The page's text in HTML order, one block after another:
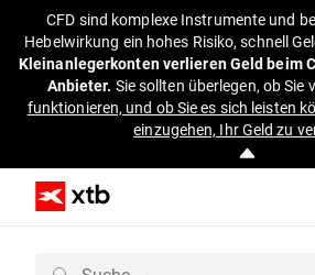
CFD sind komplexe Instrumente und
Hebelwirkung ein hohes Risiko, schnell
Kleinanlegerkonten verlieren Geld beim
Anbieter. Sie sollten überlegen, ob Sie
funktionieren, und ob Sie es sich leisten
einzugehen, Ihr Geld zu